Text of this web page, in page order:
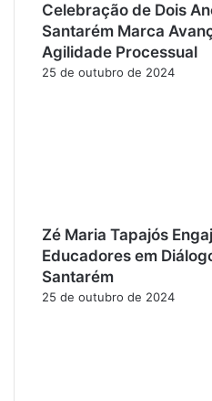
Celebração de Dois
Santarém Marca
Agilidade Processual
25 de outubro de 2024
Zé Maria Tapajós
Educadores em
Santarém
25 de outubro de 2024